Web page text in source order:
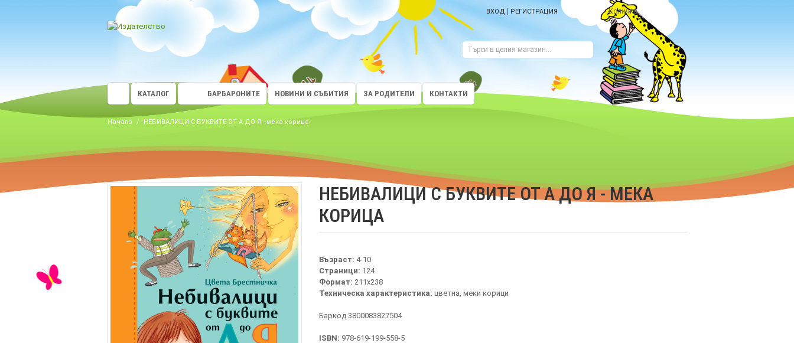
ВХОД | РЕГИСТРАЦИЯ Количка
КАТАЛОГ БАРБАРОНИТЕ НОВИНИ И СЪБИТИЯ ЗА РОДИТЕЛИ КОНТАКТИ
Начало / НЕБИВАЛИЦИ С БУКВИТЕ ОТ А ДО Я - мека корица
НЕБИВАЛИЦИ С БУКВИТЕ ОТ А ДО Я - МЕКА
КОРИЦА
Възраст: 4-10
Страници: 124
Формат: 211х238
Техническа характеристика: цветна, меки корици
Баркод 3800083827504
ISBN: 978-619-199-558-5